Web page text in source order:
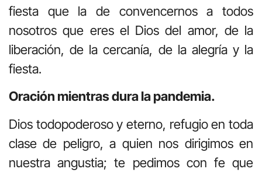
fiesta que la de convencernos a todos
nosotros que eres el Dios del amor, de la
liberación, de la cercanía, de la alegría y la
fiesta.
Oración mientras dura la pandemia.
Dios todopoderoso y eterno, refugio en toda
clase de peligro, a quien nos dirigimos en
nuestra angustia; te pedimos con fe que